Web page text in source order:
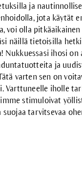
ja
jota käytät
voi olla
näillä tietoisilla
Nukkuessasi ihosi on
ja
varten sen on
Varttuneelle iholle
stimuloivat
tarvitsevaa